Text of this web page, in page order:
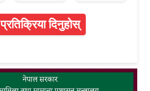
प्रतिक्रिया दिनुहोस्